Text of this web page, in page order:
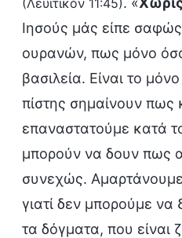
(Λευιτικόν 11:45)
Ιησούς μάς είπε
ουρανών, πως μόνο
βασιλεία. Είναι το
πίστης σημαίνουν
επαναστατούμε κατά
μπορούν να δουν πως
συνεχώς.
γιατί δεν μπορούμε
τα δόγματα, που είναι